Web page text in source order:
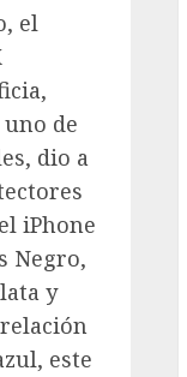
el
de
dio a
iPhone
Negro,
y
este